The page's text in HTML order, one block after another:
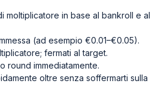
moltiplicatore in base al bankroll e al
(ad esempio €0.01–€0.05).
fermati al target.
round immediatamente.
oltre senza soffermarti sulla